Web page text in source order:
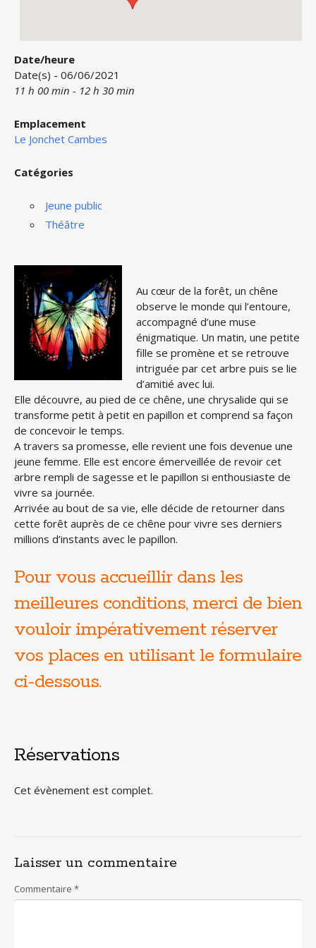
Date/heure
Date(s) - 06/06/2021
11 h 00 min - 12 h 30 min
Emplacement
Le Jonchet Cambes
Catégories
Jeune public
Théâtre
Au cœur de la forêt, un chêne
observe le monde qui l’entoure,
accompagné d’une muse
énigmatique. Un matin, une petite
fille se promène et se retrouve
intriguée par cet arbre puis se lie
d’amitié avec lui.
Elle découvre, au pied de ce chêne, une chrysalide qui se
transforme petit à petit en papillon et comprend sa façon
de concevoir le temps.
A travers sa promesse, elle revient une fois devenue une
jeune femme. Elle est encore émerveillée de revoir cet
arbre rempli de sagesse et le papillon si enthousiaste de
vivre sa journée.
Arrivée au bout de sa vie, elle décide de retourner dans
cette forêt auprès de ce chêne pour vivre ses derniers
millions d’instants avec le papillon.
Pour vous accueillir dans les
meilleures conditions, merci de bien
vouloir impérativement réserver
vos places en utilisant le formulaire
ci-dessous.
Réservations
Cet évènement est complet.
Laisser un commentaire
Commentaire *